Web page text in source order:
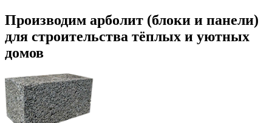
Производим арболит (блоки и панели)
для строительства тёплых и уютных
домов